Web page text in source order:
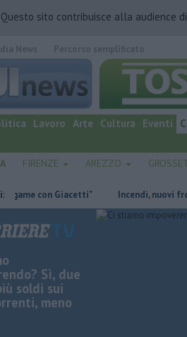
Questo sito contribuisce alla audience di
Lavoro Arte Cultura Eventi
FIRENZE AREZZO
con Giacetti" Incendi, nuovi fronti di
Sì, due
soldi sui
meno